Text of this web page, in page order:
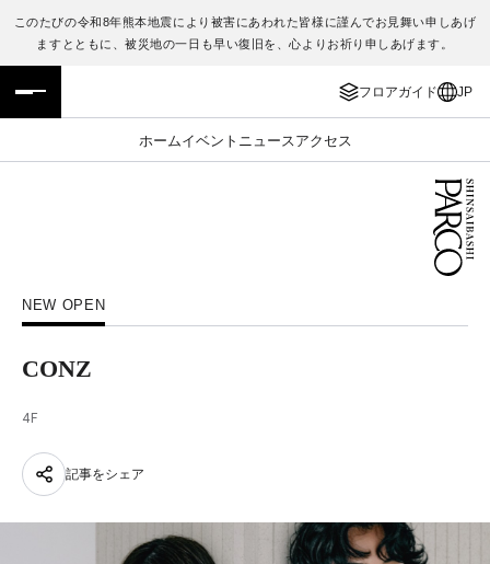
このたびの令和8年熊本地震により被害にあわれた皆様に謹んでお見舞い申しあげ
ますとともに、被災地の一日も早い復旧を、心よりお祈り申しあげます。
フロアガイド JP
ホームイベント ニュース アクセス
フロアガイド
施設案内・アクセス
TAX FREE
JP
ENGLISH
繁体字
日本語
NEW OPEN
CONZ
4F
記事をシェア